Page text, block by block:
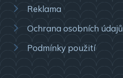
Reklama
Ochrana osobních údajů
Podmínky použití